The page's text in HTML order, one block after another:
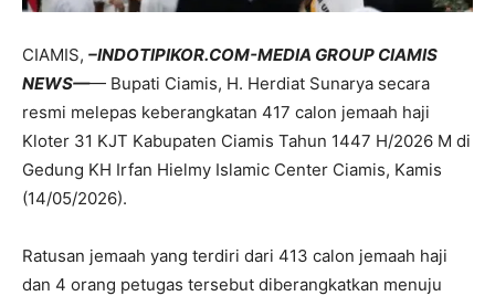
CIAMIS, –INDOTIPIKOR.COM-MEDIA GROUP CIAMIS
NEWS—— Bupati Ciamis, H. Herdiat Sunarya secara
resmi melepas keberangkatan 417 calon jemaah haji
Kloter 31 KJT Kabupaten Ciamis Tahun 1447 H/2026 M di
Gedung KH Irfan Hielmy Islamic Center Ciamis, Kamis
(14/05/2026).
Ratusan jemaah yang terdiri dari 413 calon jemaah haji
dan 4 orang petugas tersebut diberangkatkan menuju